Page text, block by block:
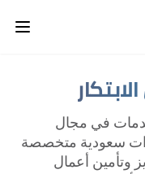
في مجال
سعودية متخصصة
وتأمين أعمال